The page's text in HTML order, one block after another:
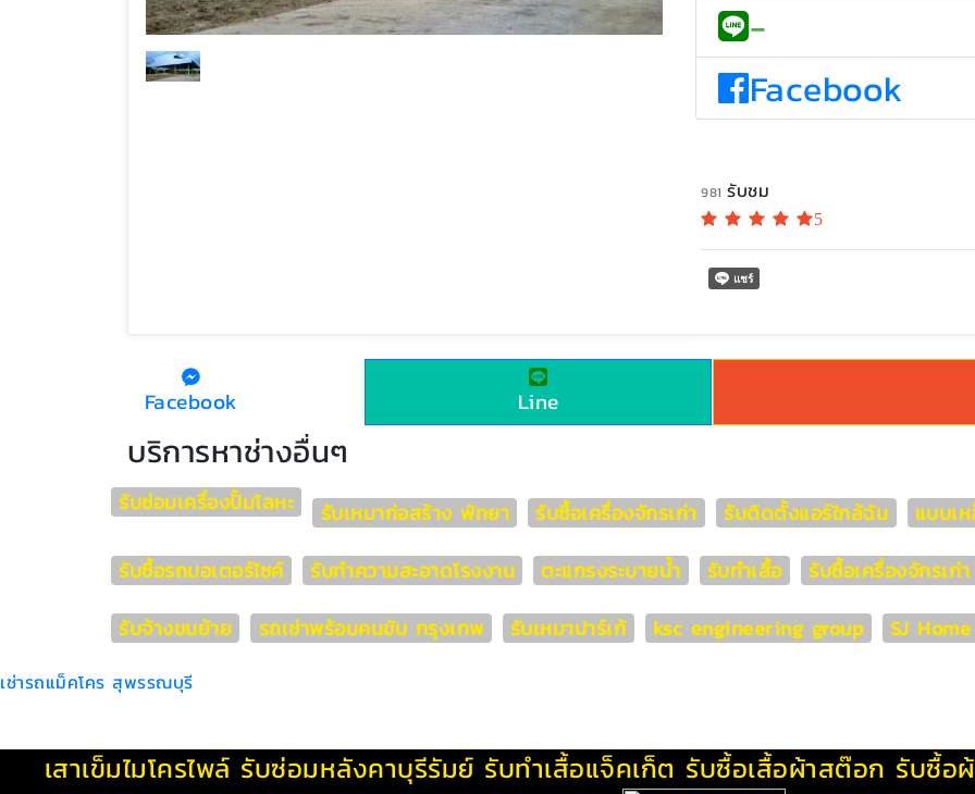
-
Facebook
981 รับชม
5
Facebook Line
บริการหาช่างอื่นๆ
รับซ่อมเครื่องปั้มโลหะ รับเหมาก่อสร้าง พัทยา รับซื้อเครื่องจักรเก่า รับติดตั้งแอร์ใกล้ฉัน แบบเ
รับซื้อรถมอเตอร์ไซค์
รับทำความสะอาดโรงงาน ตะแกรงระบายน้ำ รับทำเสื้อ รับซื้อเครื่องจักรเก่
รับจ้างขนย้าย
รถเช่าพร้อมคนขับ กรุงเทพ รับเหมาปาร์เก้ ksc engineering group SJ
เช่ารถแม็คโคร สุพรรณบุรี
เสาเข็มไมโครไพล์ รับซ่อมหลังคาบุรีรัมย์ รับทําเสื้อแจ็คเก็ต รับซื้อเสื้อผ้าสต๊อก รับซื้อ